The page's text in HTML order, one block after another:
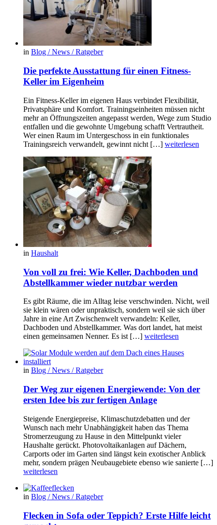
in Blog / News / Ratgeber
Die perfekte Ausstattung für einen Fitness-
Keller im Eigenheim
Ein Fitness-Keller im eigenen Haus verbindet Flexibilität,
Privatsphäre und Komfort. Trainingseinheiten müssen nicht
mehr an Öffnungszeiten angepasst werden, Wege zum Studio
entfallen und die gewohnte Umgebung schafft Vertrautheit.
Wer einen Raum im Untergeschoss in ein funktionales
Trainingsreich verwandelt, gewinnt nicht […] weiterlesen
in Haushalt
Von voll zu frei: Wie Keller, Dachboden und
Abstellkammer wieder nutzbar werden
Es gibt Räume, die im Alltag leise verschwinden. Nicht, weil
sie klein wären oder unpraktisch, sondern weil sie sich über
Jahre in eine Art Zwischenwelt verwandeln: Keller,
Dachboden und Abstellkammer. Was dort landet, hat meist
einen gemeinsamen Nenner. Es ist […] weiterlesen
in Blog / News / Ratgeber
Der Weg zur eigenen Energiewende: Von der
ersten Idee bis zur fertigen Anlage
Steigende Energiepreise, Klimaschutzdebatten und der
Wunsch nach mehr Unabhängigkeit haben das Thema
Stromerzeugung zu Hause in den Mittelpunkt vieler
Haushalte gerückt. Photovoltaikanlagen auf Dächern,
Carports oder im Garten sind längst kein exotischer Anblick
mehr, sondern prägen Neubaugebiete ebenso wie sanierte […]
weiterlesen
in Blog / News / Ratgeber
Flecken in Sofa oder Teppich? Erste Hilfe leicht